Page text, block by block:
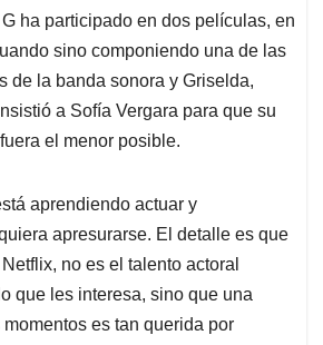
ha participado en dos películas, en
sino componiendo una de las
de la banda sonora y Griselda,
a Sofía Vergara para que su
el menor posible.
aprendiendo actuar y
apresurarse. El detalle es que
no es el talento actoral
que les interesa, sino que una
es tan querida por